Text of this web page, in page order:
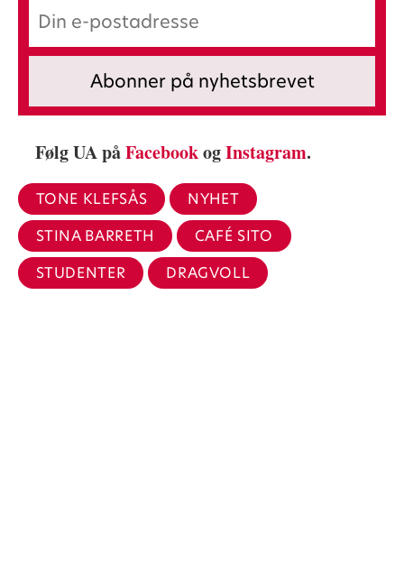
Følg UA påFacebookogInstagram.
TONE KLEFSÅS
NYHET
STINA BARRETH
CAFÉ SITO
STUDENTER
DRAGVOLL